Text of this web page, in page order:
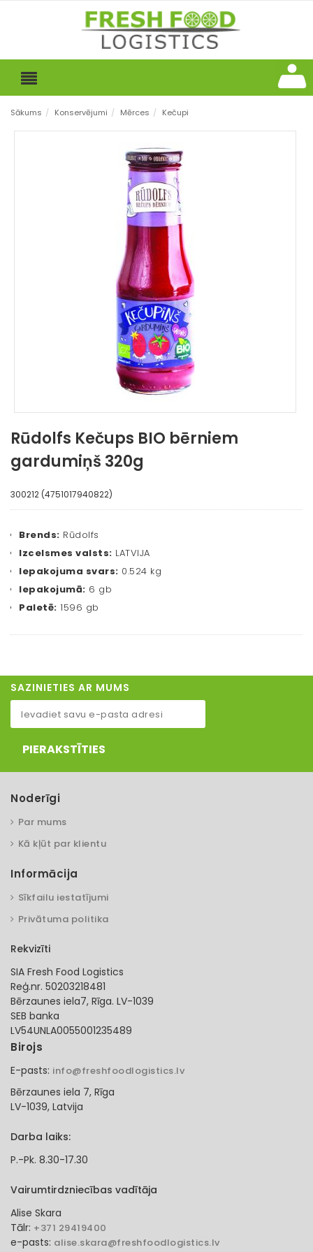
Sākums / Konservējumi / Mērces / Kečupi
Rūdolfs Kečups BIO bērniem
gardumiņš 320g
300212 (4751017940822)
Brends: Rūdolfs
Izcelsmes valsts: LATVIJA
Iepakojuma svars: 0.524 kg
Iepakojumā: 6 gb
Paletē: 1596 gb
SAZINIETIES AR MUMS
PIERAKSTĪTIES
Noderīgi
Par mums
Kā kļūt par klientu
Informācija
Sīkfailu iestatījumi
Privātuma politika
Rekvizīti
SIA Fresh Food Logistics
Reģ.nr. 50203218481
Bērzaunes iela7, Rīga. LV-1039
SEB banka
LV54UNLA0055001235489
Birojs
E-pasts: info@freshfoodlogistics.lv
Bērzaunes iela 7, Rīga
LV-1039, Latvija
Darba laiks:
P.-Pk. 8.30-17.30
Vairumtirdzniecības vadītāja
Alise Skara
Tālr: +371 29419400
e-pasts: alise.skara@freshfoodlogistics.lv